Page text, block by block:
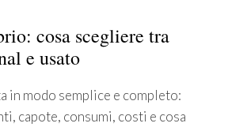
cosa scegliere tra
e usato
in modo semplice e completo:
capote, consumi, costi e cosa